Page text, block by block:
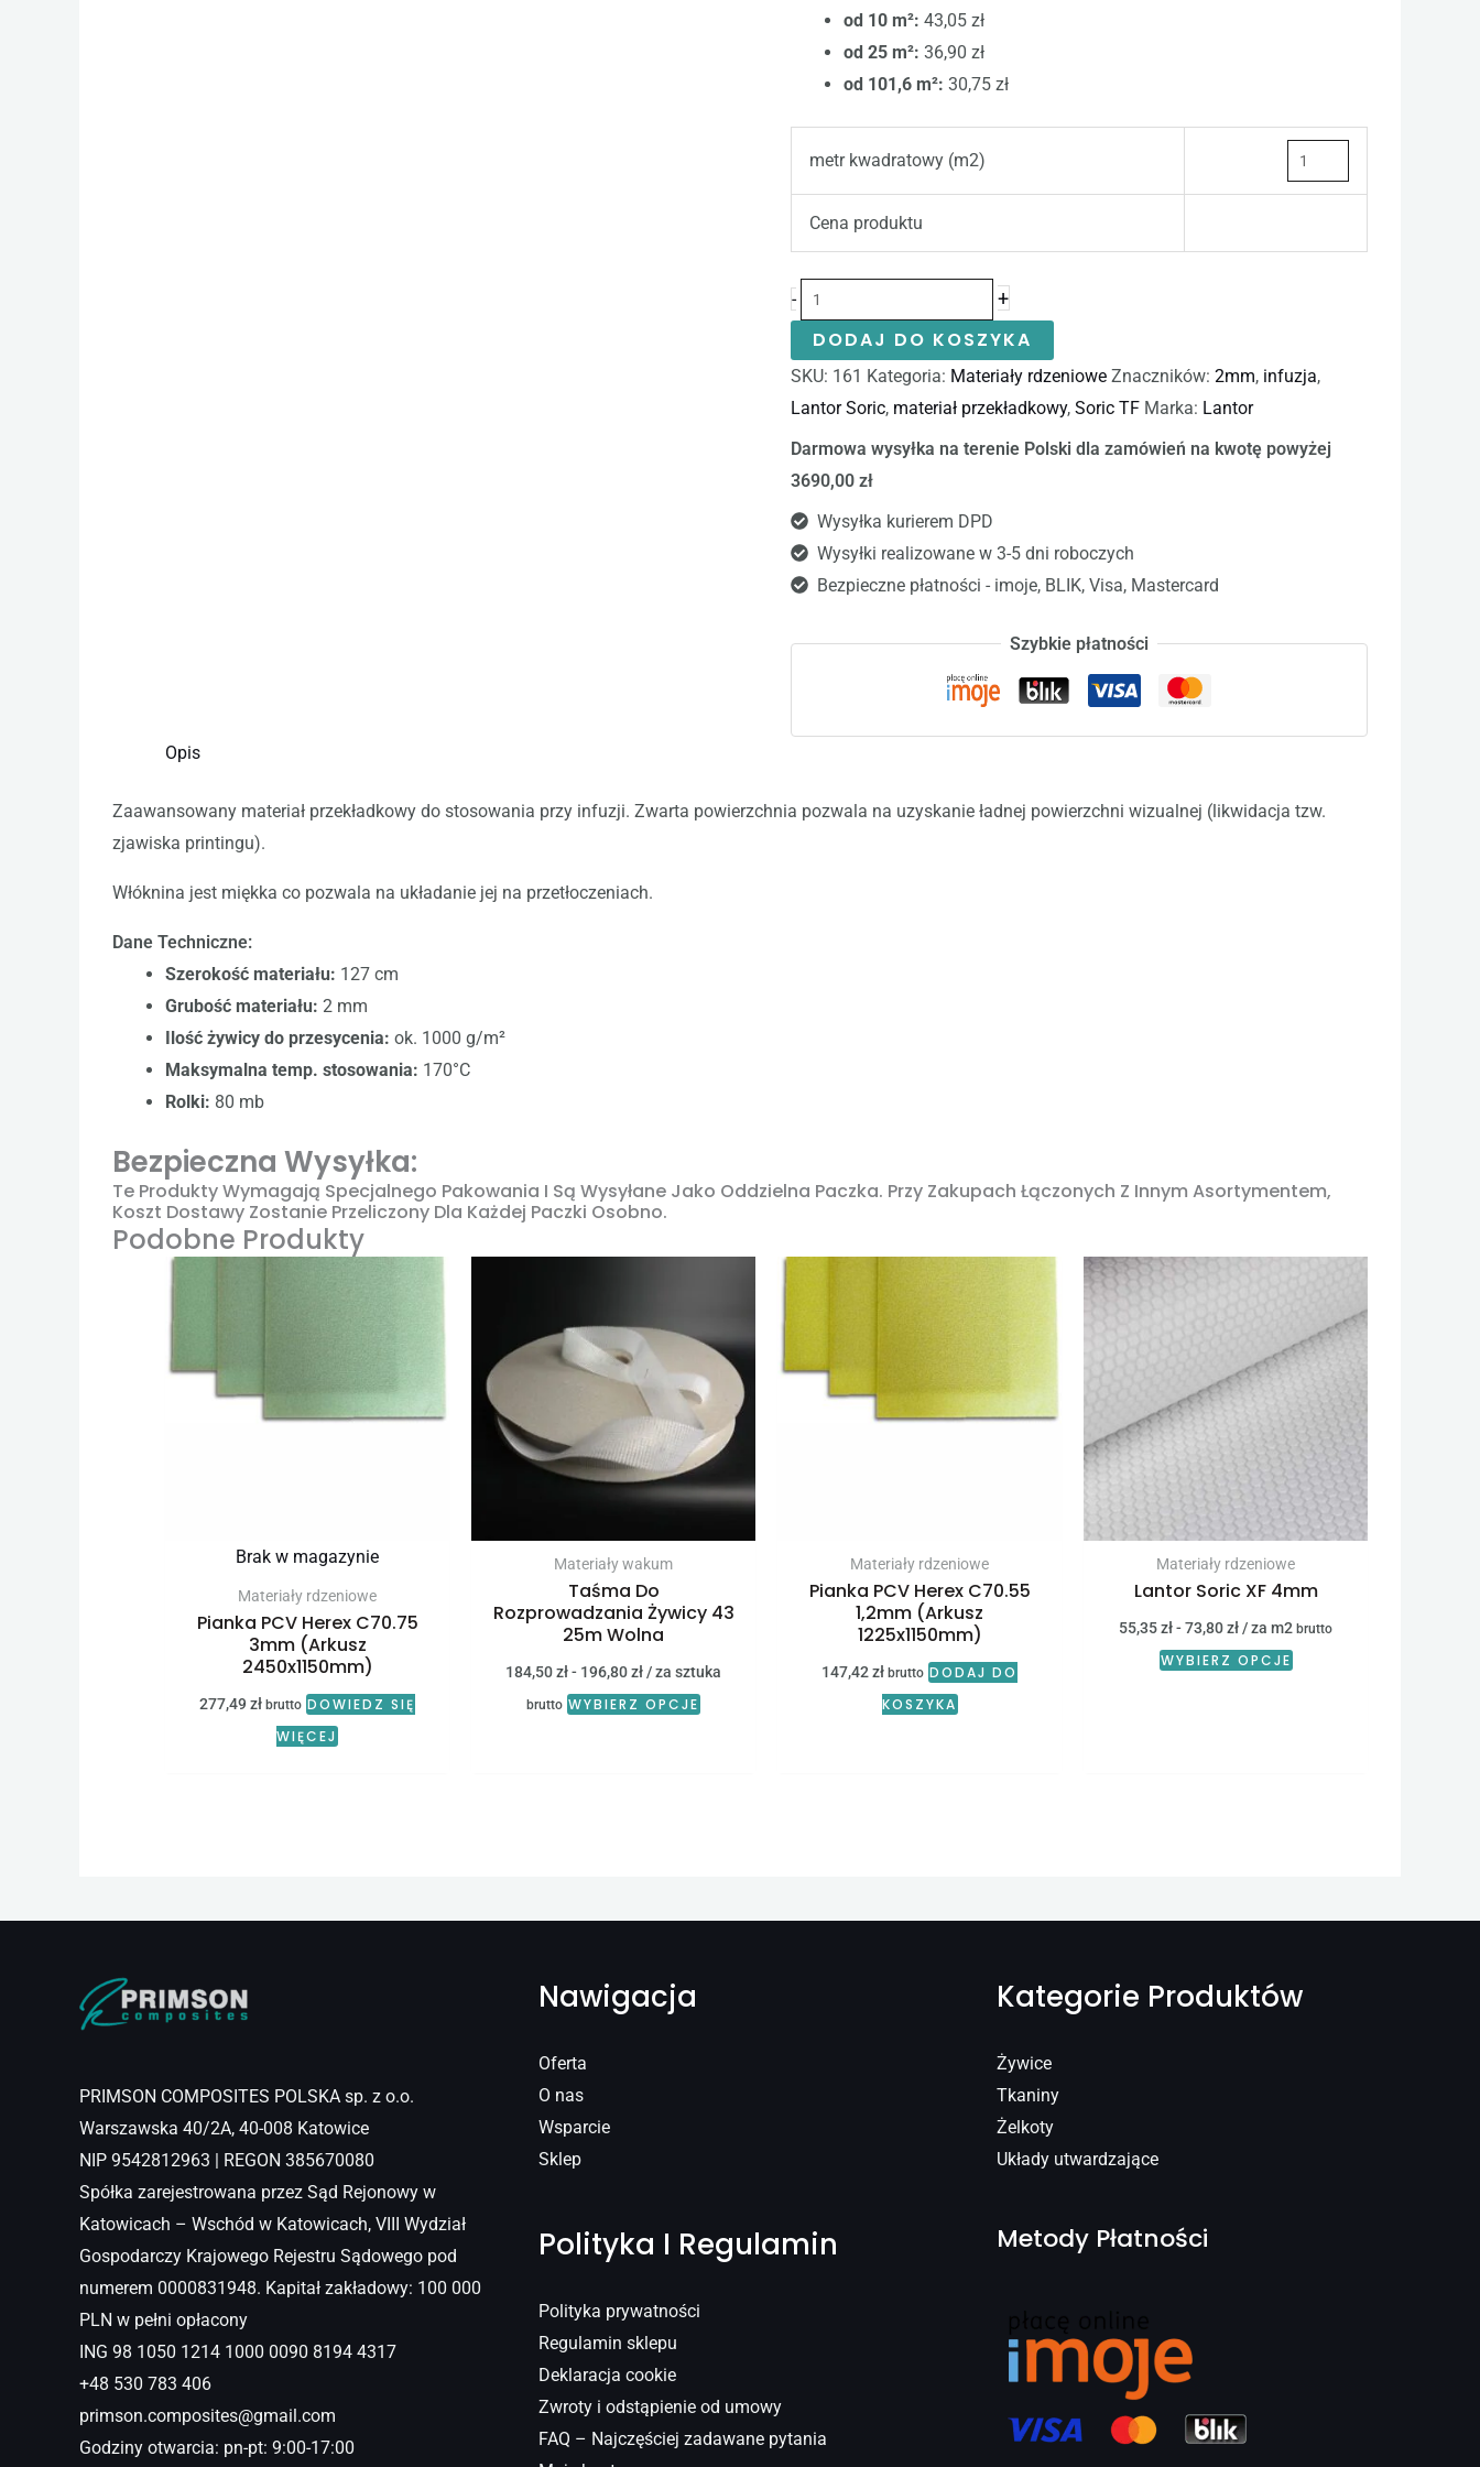
od 10 m²: 43,05 zł
od 25 m²: 36,90 zł
od 101,6 m²: 30,75 zł
metr kwadratowy (m2)
Cena produktu
- +
DODAJ DO KOSZYKA
SKU: 161 Kategoria: Materiały rdzeniowe Znaczników: 2mm, infuzja,
Lantor Soric, materiał przekładkowy, Soric TF Marka: Lantor
Darmowa wysyłka na terenie Polski dla zamówień na kwotę powyżej
3690,00 zł
Wysyłka kurierem DPD
Wysyłki realizowane w 3-5 dni roboczych
Bezpieczne płatności - imoje, BLIK, Visa, Mastercard
Szybkie płatności
Opis
Zaawansowany materiał przekładkowy do stosowania przy infuzji. Zwarta powierzchnia pozwala na uzyskanie ładnej powierzchni wizualnej (likwidacja tzw.
zjawiska printingu).
Włóknina jest miękka co pozwala na układanie jej na przetłoczeniach.
Dane Techniczne:
Szerokość materiału: 127 cm
Grubość materiału: 2 mm
Ilość żywicy do przesycenia: ok. 1000 g/m²
Maksymalna temp. stosowania: 170°C
Rolki: 80 mb
Bezpieczna Wysyłka:
Te Produkty Wymagają Specjalnego Pakowania I Są Wysyłane Jako Oddzielna Paczka. Przy Zakupach Łączonych Z Innym Asortymentem,
Koszt Dostawy Zostanie Przeliczony Dla Każdej Paczki Osobno.
Podobne Produkty
Brak w magazynie
Materiały rdzeniowe
Pianka PCV Herex C70.75
3mm (Arkusz
2450x1150mm)
277,49 zł brutto DOWIEDZ SIĘ
WIĘCEJ
Materiały wakum
Taśma Do
Rozprowadzania Żywicy 43
25m Wolna
184,50zł- 196,80zł/ za sztuka
brutto WYBIERZ OPCJE
Materiały rdzeniowe
Pianka PCV Herex C70.55
1,2mm (Arkusz
1225x1150mm)
147,42zł brutto DODAJ DO
KOSZYKA
Materiały rdzeniowe
Lantor Soric XF 4mm
55,35zł-73,80zł/ za m2 brutto
WYBIERZ OPCJE
PRIMSON COMPOSITES POLSKA sp. z o.o.
Warszawska 40/2A, 40-008 Katowice
NIP 9542812963 | REGON 385670080
Spółka zarejestrowana przez Sąd Rejonowy w
Katowicach – Wschód w Katowicach, VIII Wydział
Gospodarczy Krajowego Rejestru Sądowego pod
numerem 0000831948. Kapitał zakładowy: 100 000
PLN w pełni opłacony
ING 98 1050 1214 1000 0090 8194 4317
+48 530 783 406
primson.composites@gmail.com
Godziny otwarcia: pn-pt: 9:00-17:00
Nawigacja
Oferta
O nas
Wsparcie
Sklep
Polityka I Regulamin
Polityka prywatności
Regulamin sklepu
Deklaracja cookie
Zwroty i odstąpienie od umowy
FAQ – Najczęściej zadawane pytania
Kategorie Produktów
Żywice
Tkaniny
Żelkoty
Układy utwardzające
Metody Płatności